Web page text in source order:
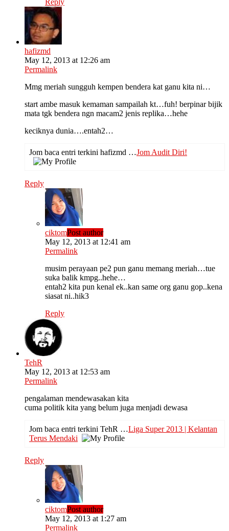
Reply
hafizmd
May 12, 2013 at 12:26 am
Permalink
Mmg meriah sungguh kempen bendera kat ganu kita ni…
start ambe masuk kemaman sampailah kt…fuh! berpinar bijik
mata tgk bendera ngn macam2 jenis replika…hehe
keciknya dunia….entah2…
Jom baca entri terkini hafizmd …Jom Audit Diri!
Reply
ciktomPost author
May 12, 2013 at 12:41 am
Permalink
musim perayaan pe2 pun ganu memang meriah…tue
suka balik kmpg..hehe…
entah2 kita pun kenal ek..kan same org ganu gop..kena
siasat ni..hik3
Reply
TehR
May 12, 2013 at 12:53 am
Permalink
pengalaman mendewasakan kita
cuma politik kita yang belum juga menjadi dewasa
Jom baca entri terkini TehR …Liga Super 2013 | Kelantan
Terus Mendaki
Reply
ciktomPost author
May 12, 2013 at 1:27 am
Permalink